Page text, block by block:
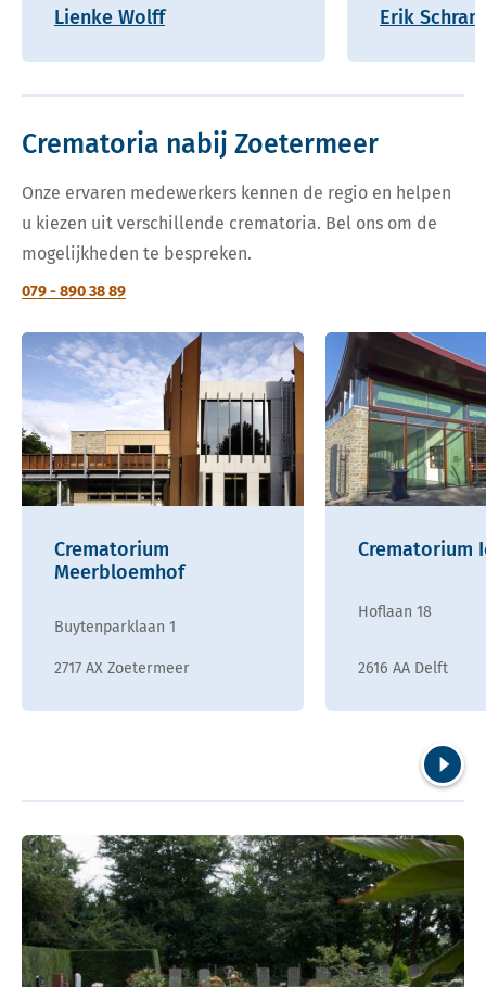
Lienke Wolff Erik
Crematoria nabij Zoetermeer
Onze ervaren medewerkers kennen de regio en helpen
u kiezen uit verschillende crematoria. Bel ons om de
mogelijkheden te bespreken.
079 - 890 38 89
Crematorium
Meerbloemhof
Buytenparklaan 1
2717 AX Zoetermeer
Crematorium
Hoflaan 18
2616 AA Delft